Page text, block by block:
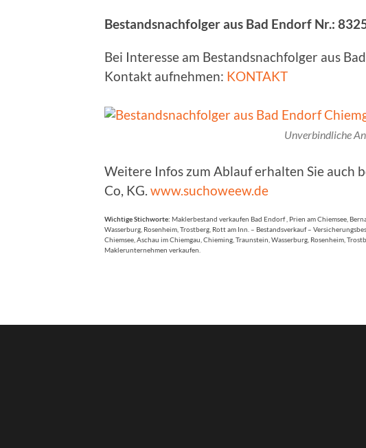
Bestandsnachfolger aus Bad Endorf Nr.:
Bei Interesse am Bestandsnachfolger aus
Kontakt aufnehmen: KONTAKT
Unverbindliche
Weitere Infos zum Ablauf erhalten Sie auch
Co, KG. www.suchoweew.de
Wichtige Stichworte: Maklerbestand verkaufen Bad Endorf , Prien am Chiemsee,
Wasserburg, Rosenheim, Trostberg, Rott am Inn. – Bestandsverkauf –
Chiemsee, Aschau im Chiemgau, Chieming, Traunstein, Wasserburg, Rosenheim,
Maklerunternehmen verkaufen.